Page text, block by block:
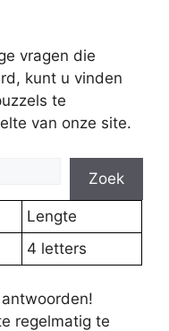
vragen die
kunt u vinden
te
van onze site.
Zoek
Lengte
4 letters
regelmatig te